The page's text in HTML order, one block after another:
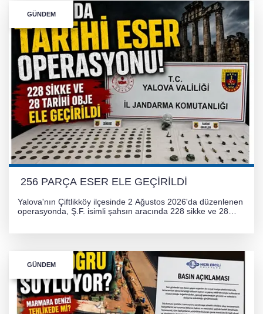
GÜNDEM
256 PARÇA ESER ELE GEÇİRİLDİ
Yalova'nın Çiftlikköy ilçesinde 2 Ağustos 2026'da düzenlenen
operasyonda, Ş.F. isimli şahsın aracında 228 sikke ve 28
GÜNDEM